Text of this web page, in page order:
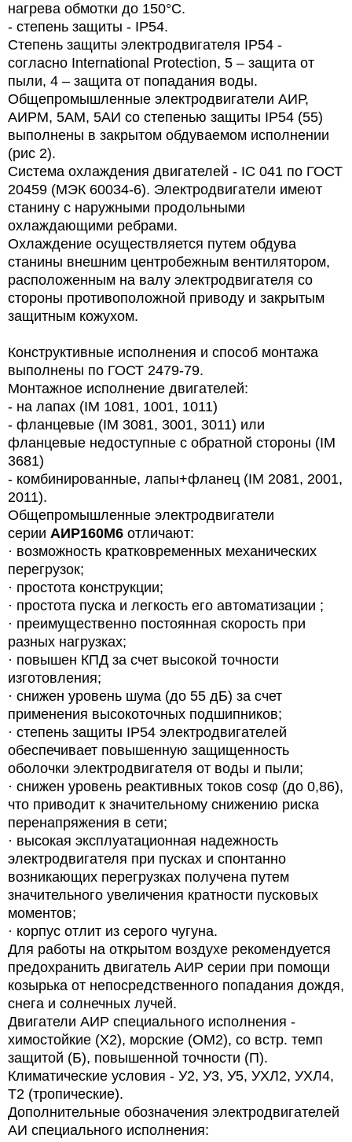
нагрева обмотки до 150°С.
- степень защиты - IP54.
Степень защиты электродвигателя IP54 -
согласно International Protection, 5 – защита от
пыли, 4 – защита от попадания воды.
Общепромышленные электродвигатели АИР,
АИРМ, 5АМ, 5АИ со степенью защиты IP54 (55)
выполнены в закрытом обдуваемом исполнении
(рис 2).
Система охлаждения двигателей - IC 041 по ГОСТ
20459 (МЭК 60034-6). Электродвигатели имеют
станину с наружными продольными
охлаждающими ребрами.
Охлаждение осуществляется путем обдува
станины внешним центробежным вентилятором,
расположенным на валу электродвигателя со
стороны противоположной приводу и закрытым
защитным кожухом.
Конструктивные исполнения и способ монтажа
выполнены по ГОСТ 2479-79.
Монтажное исполнение двигателей:
- на лапах (IM 1081, 1001, 1011)
- фланцевые (IM 3081, 3001, 3011) или
фланцевые недоступные с обратной стороны (IM
3681)
- комбинированные, лапы+фланец (IM 2081, 2001,
2011).
Общепромышленные электродвигатели
серии АИР160М6 отличают:
· возможность кратковременных механических
перегрузок;
· простота конструкции;
· простота пуска и легкость его автоматизации ;
· преимущественно постоянная скорость при
разных нагрузках;
· повышен КПД за счет высокой точности
изготовления;
· снижен уровень шума (до 55 дБ) за счет
применения высокоточных подшипников;
· степень защиты IP54 электродвигателей
обеспечивает повышенную защищенность
оболочки электродвигателя от воды и пыли;
· снижен уровень реактивных токов cosφ (до 0,86),
что приводит к значительному снижению риска
перенапряжения в сети;
· высокая эксплуатационная надежность
электродвигателя при пусках и спонтанно
возникающих перегрузках получена путем
значительного увеличения кратности пусковых
моментов;
· корпус отлит из серого чугуна.
Для работы на открытом воздухе рекомендуется
предохранить двигатель АИР серии при помощи
козырька от непосредственного попадания дождя,
снега и солнечных лучей.
Двигатели АИР специального исполнения -
химостойкие (Х2), морские (ОМ2), со встр. темп
защитой (Б), повышенной точности (П).
Климатические условия - У2, У3, У5, УХЛ2, УХЛ4,
Т2 (тропические).
Дополнительные обозначения электродвигателей
АИ специального исполнения: